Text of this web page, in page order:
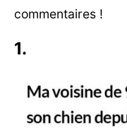
commentaires !
1.